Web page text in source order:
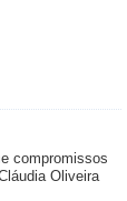
compromissos
Oliveira